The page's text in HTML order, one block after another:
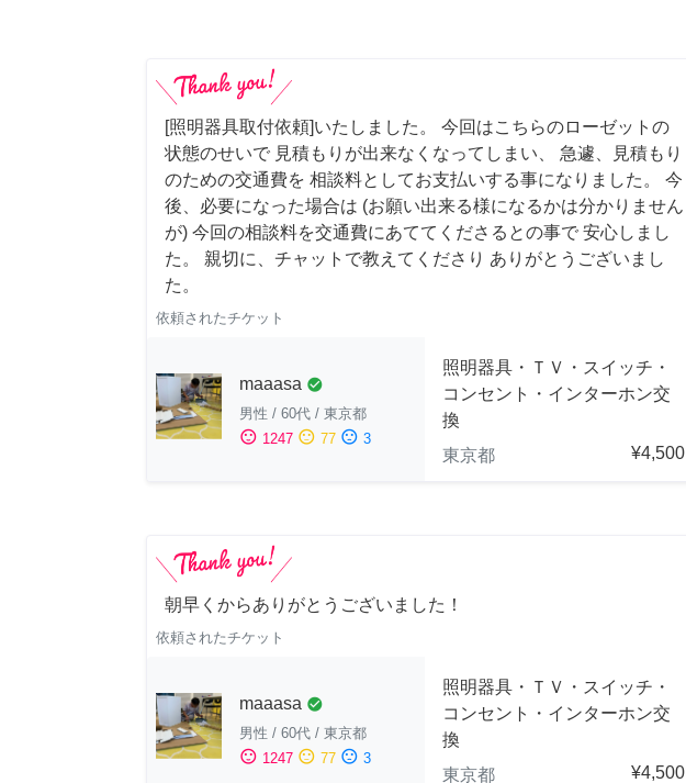
[照明器具取付依頼]いたしました。 今回はこちらのローゼットの
状態のせいで 見積もりが出来なくなってしまい、 急遽、見積もり
のための交通費を 相談料としてお支払いする事になりました。 今
後、必要になった場合は (お願い出来る様になるかは分かりません
が) 今回の相談料を交通費にあててくださるとの事で 安心しまし
た。 親切に、チャットで教えてくださり ありがとうございまし
た。
依頼されたチケット
maaasa check_circle
男性 / 60代 / 東京都
sentiment_satisfied 1247 sentiment_neutral 77 sentiment_dissatisfied 3
照明器具・ＴＶ・スイッチ・
コンセント・インターホン交
換
東京都
¥4,500
朝早くからありがとうございました！
依頼されたチケット
maaasa check_circle
男性 / 60代 / 東京都
sentiment_satisfied 1247 sentiment_neutral 77 sentiment_dissatisfied 3
照明器具・ＴＶ・スイッチ・
コンセント・インターホン交
換
東京都
¥4,500